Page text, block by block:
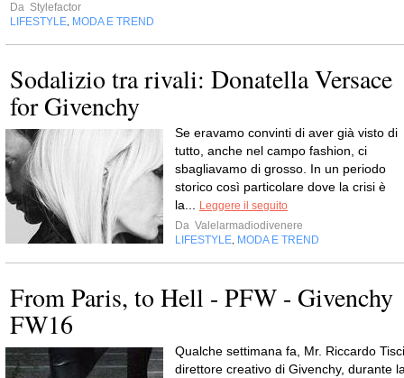
Da Stylefactor
LIFESTYLE MODA E TREND
Sodalizio tra rivali: Donatella Versace
for Givenchy
Se eravamo convinti di aver già visto di
tutto, anche nel campo fashion, ci
sbagliavamo di grosso. In un periodo
storico così particolare dove la crisi è
la...
Leggere il seguito
Da Valelarmadiodivenere
LIFESTYLE MODA E TREND
From Paris, to Hell - PFW - Givenchy
FW16
Qualche settimana fa, Mr. Riccardo
direttore creativo di Givenchy, durante